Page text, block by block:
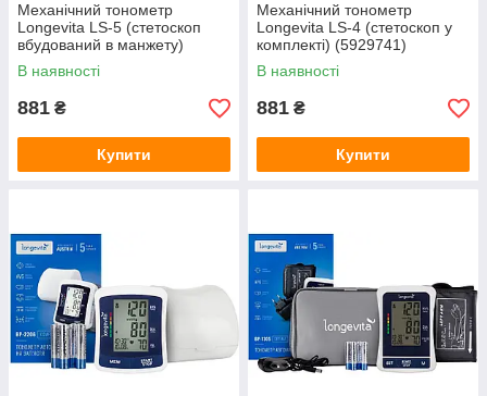
Механічний тонометр
Longevita LS-5 (стетоскоп
вбудований в манжету)
(5929751)
В наявності
881 ₴
Купити
Механічний тонометр
Longevita LS-4 (стетоскоп у
комплекті) (5929741)
В наявності
881 ₴
Купити